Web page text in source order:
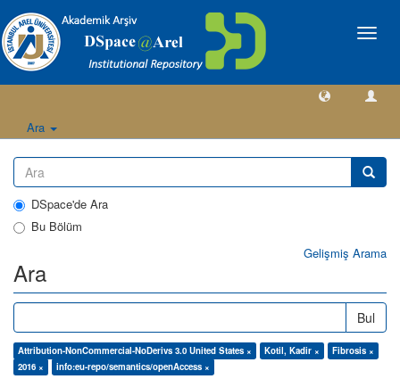
Geçiş
Ara
DSpace'de Ara
Bu Bölüm
Gelişmiş Arama
Ara
Bul
Attribution-NonCommercial-NoDerivs 3.0 United States × Kotil, Kadir ×
Fibrosis ×
2016 ×
info:eu-repo/semantics/openAccess ×